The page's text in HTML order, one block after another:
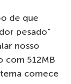
de que
pesado”
nosso
com 512MB
comece